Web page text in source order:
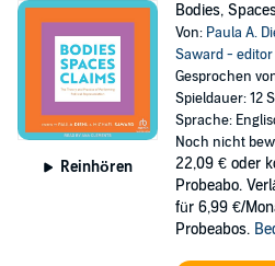
Reinhören
Bodies,
Von: Paula A.
Saward - editor
Gesprochen
Spieldauer: 12
Sprache:
Noch nicht
22,09 € oder
Probeabo.
für 6,99 €/
Probeabos.